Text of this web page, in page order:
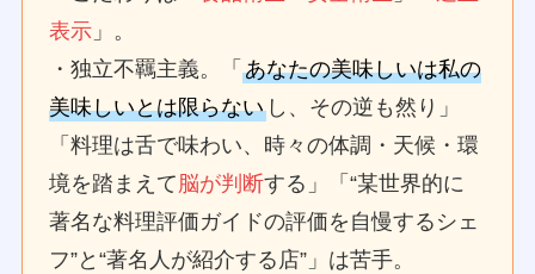
表示 」。
・独立不羈主義。「あなたの美味しいは私の
美味しいとは限らない し、その逆も然り」
「料理は舌で味わい、時々の体調・天候・環
境を踏まえて脳が判断する」「“某世界的に
著名な料理評価ガイドの評価を自慢するシェ
フ”と“著名人が紹介する店”」は苦手。